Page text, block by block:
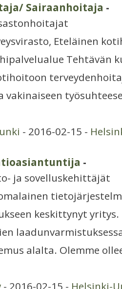
Sairaanhoitaja -
Eteläinen
Tehtävän
- 2016-02-15 -
-
ja sovelluskehittäjät
keskittynyt
alalta. Olemme
- 2016-02-15 - Helsinki-